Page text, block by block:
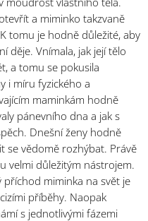
a miminko takzvaně
tomu je hodně důležité, aby
děje. Vnímala, jak její tělo
a tomu se pokusila
i míru fyzického a
maminkám hodně
pánevního dna a jak s
Dnešní ženy hodně
se vědomě rozhýbat. Právě
velmi důležitým nástrojem.
příchod miminka na svět je
příběhy. Naopak
s jednotlivými fázemi